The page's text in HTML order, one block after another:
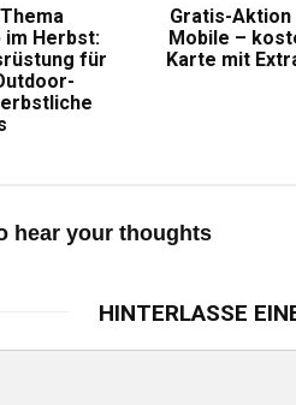
im Herbst:
für
Gratis-Aktion
Mobile –
Karte mit
hear your thoughts
HINTERLASSE